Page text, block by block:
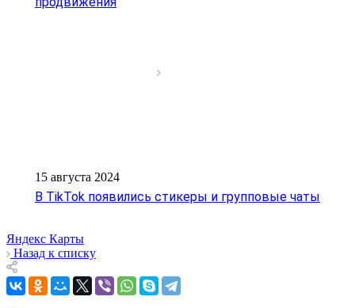
15 августа 2024
В TikTok появились стикеры и групповые чаты
Яндекс Карты
Назад к списку